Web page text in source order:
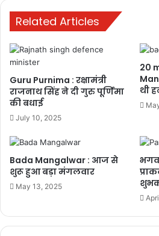
February 28, 2026
Saawan Special
July 10, 2025
Related Articles
Guru Purnima : रक्षामंत्री
राजनाथ सिंह ने दी गुरु पूर्णिमा
की बधाई
July 10, 2025
20
थी
Bada Mangalwar : आज से
शुरू हुआ बड़ा मंगलवार
May 13, 2025